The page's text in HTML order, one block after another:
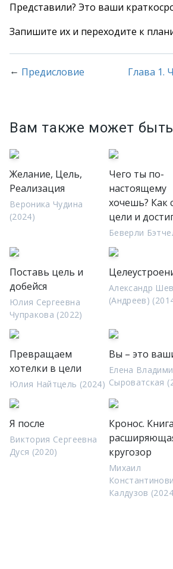
Представили? Это ваши
Запишите их и переходите к
Глава 1.
← Предисловие
Вам также может
Желание, Цель,
Реализация
Вероника Чудина
(2024)
Чего ты по-
настоящему
хочешь? Как
цели и
Беверли
Поставь цель и
добейся
Юлия Сергеевна
Чупракова (2022)
Александр
(Андреев)
Превращаем
хотелки в цели
Юлия Найтцель (2024)
Вы – это
Елена
Сыроватская
Я после
Виктория Сергеевна
Дуся (2020)
Кронос.
кругозор
Михаил
Калдузов